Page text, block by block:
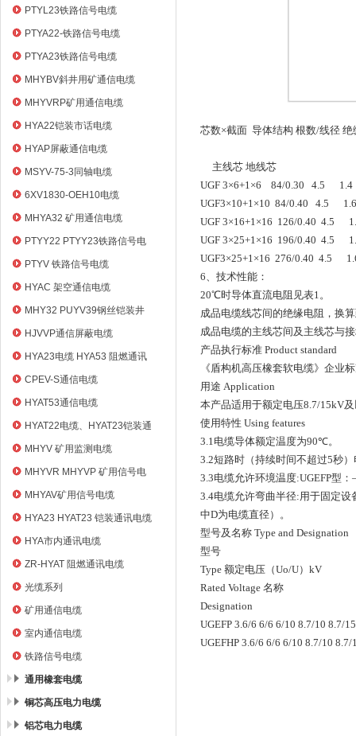
PTYL23铁路信号电缆
PTYA22-铁路信号电缆
PTYA23铁路信号电缆
MHYBV斜井用矿通信电缆
MHYVRP矿用通信电缆
HYA22铠装市话电缆
HYAP屏蔽通信电缆
MSYV-75-3同轴电缆
6XV1830-OEH10电缆
MHYA32 矿用通信电缆
PTYY22 PTYY23铁路信号电
缆
PTYV 铁路信号电缆
HYAC 架空通信电缆
MHY32 PUYV39钢丝铠装井
筒信号电缆
HJVVP通信屏蔽电缆
HYA23电缆 HYA53 阻燃通讯
电缆
CPEV-S通信电缆
HYAT53通信电缆
HYAT22电缆、HYAT23铠装通
信电缆
MHYV 矿用监测电缆
MHYVR MHYVP 矿用信号电
缆
MHYAV矿用信号电缆
HYA23 HYAT23 铠装通讯电缆
HYA市内通讯电缆
ZR-HYAT 阻燃通讯电缆
光缆系列
矿用通信电缆
室内通信电缆
铁路信号电缆
通用橡套电缆
铜芯高压电力电缆
铝芯电力电缆
芯数×截面 导体结构 根数/线径 绝
主线芯 地线芯
UGF 3×6+1×6 84/0.30 4.5
UGF3×10+1×10 84/0.40 4.5
UGF 3×16+1×16 126/0.40
UGF 3×25+1×16 196/0.40
UGF3×25+1×16 276/0.40 4.5
6、技术性能：
20℃时导体直流电阻见表1。
成品电缆线芯间的绝缘电阻，换
成品电缆的主线芯间及主线芯与
产品执行标准 Product standard
《盾构机高压橡套软电缆》企业
用途 Application
本产品适用于额定电压8.7/15kV
使用特性 Using features
3.1电缆导体额定温度为90℃。
3.2短路时（持续时间不超过5秒）
3.3电缆允许环境温度:UGEFP型：
3.4电缆允许弯曲半径:用于固定设
中D为电缆直径）。
型号及名称 Type and Designation
型号
Type 额定电压（Uo/U） kV
Rated Voltage 名称
Designation
UGEFP 3.6/6 6/6 6/10 8.7/10 8.7/
UGEFHP 3.6/6 6/6 6/10 8.7/10